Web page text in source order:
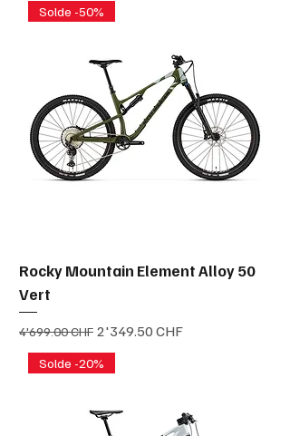
Solde -50%
Rocky Mountain Element Alloy 50
Vert
Prix original
4'699.00 CHF Prix promotionnel
2'349.50 CHF
Solde -20%